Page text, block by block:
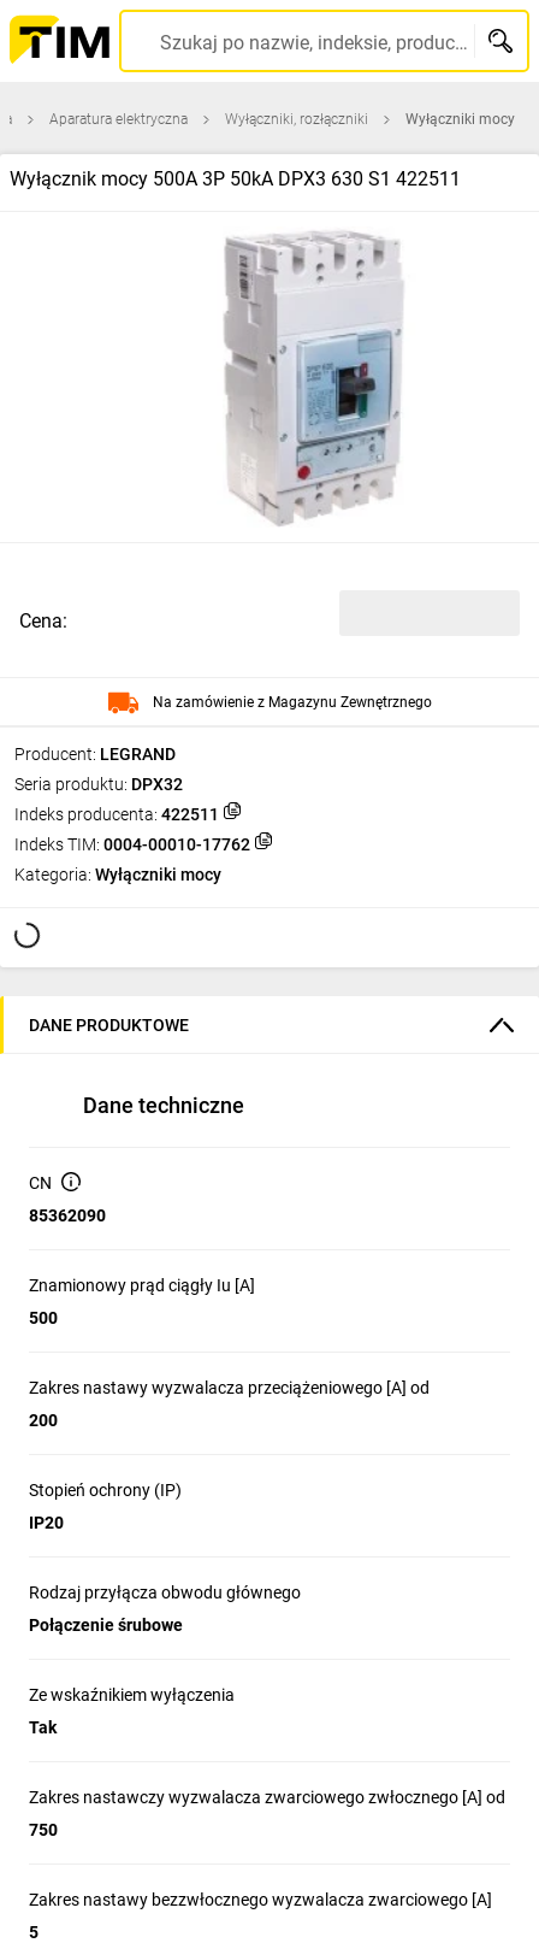
Szukaj po nazwie, indeksie, producencie, kodzie kreskowym...
Aparatura elektryczna Wyłączniki, rozłączniki Wyłączniki mocy
Wyłącznik mocy 500A 3P 50kA DPX3 630 S1 422511
Producent: LEGRAND
Seria produktu: DPX32
Indeks producenta: 422511
Indeks TIM: 0004-00010-17762
Kategoria: Wyłączniki mocy
Cena:
Na zamówienie z Magazynu Zewnętrznego
DANE PRODUKTOWE
Dane techniczne
CN
85362090
Znamionowy prąd ciągły Iu [A]
500
Zakres nastawy wyzwalacza przeciążeniowego [A] od
200
Stopień ochrony (IP)
IP20
Rodzaj przyłącza obwodu głównego
Połączenie śrubowe
Ze wskaźnikiem wyłączenia
Tak
Zakres nastawczy wyzwalacza zwarciowego zwłocznego [A] od
750
Zakres nastawy bezzwłocznego wyzwalacza zwarciowego [A]
5